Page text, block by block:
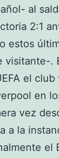
al
2:1
estos
visitante-.
el club
en
vez
a la
el